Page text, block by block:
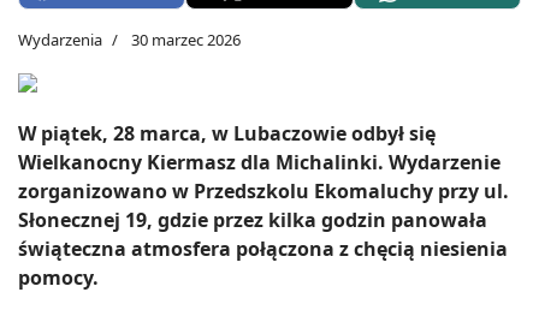
Wydarzenia 30 marzec 2026
W piątek, 28 marca, w Lubaczowie odbył się
Wielkanocny Kiermasz dla Michalinki. Wydarzenie
zorganizowano w Przedszkolu Ekomaluchy przy ul.
Słonecznej 19, gdzie przez kilka godzin panowała
świąteczna atmosfera połączona z chęcią niesienia
pomocy.